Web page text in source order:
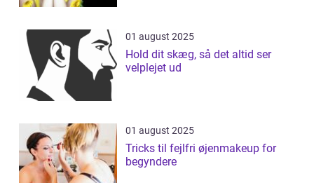
01 august 2025
Hold dit skæg, så det altid ser
velplejet ud
01 august 2025
Tricks til fejlfri øjenmakeup for
begyndere